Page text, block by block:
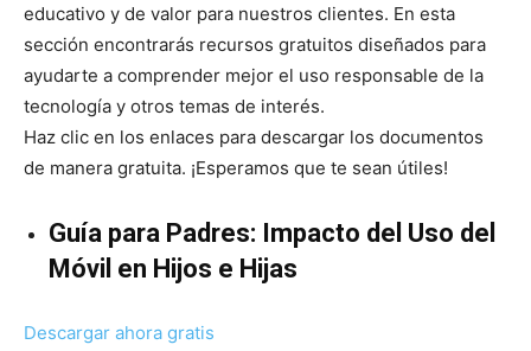
educativo y de valor para nuestros clientes. En esta
sección encontrarás recursos gratuitos diseñados para
ayudarte a comprender mejor el uso responsable de la
tecnología y otros temas de interés.
Haz clic en los enlaces para descargar los documentos
de manera gratuita. ¡Esperamos que te sean útiles!
Guía para Padres: Impacto del Uso del
Móvil en Hijos e Hijas
Descargar ahora gratis